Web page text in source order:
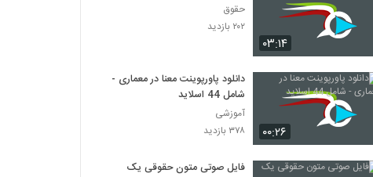
۰۳:۱۴
حقوق
۲۰۲ بازدید
۰۰:۲۶
دانلود پاورپوینت معنا در معماری -
شامل 44 اسلاید
آموزشی
۳۷۸ بازدید
فایل صوتی متون حقوقی یک